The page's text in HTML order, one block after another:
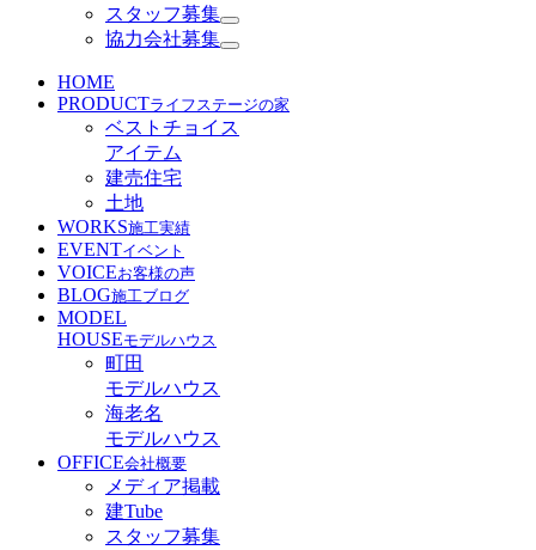
スタッフ募集
協力会社募集
HOME
PRODUCTライフステージの家
ベストチョイス
アイテム
建売住宅
土地
WORKS施工実績
EVENTイベント
VOICEお客様の声
BLOG施工ブログ
MODEL
HOUSEモデルハウス
町田
モデルハウス
海老名
モデルハウス
OFFICE会社概要
メディア掲載
建Tube
スタッフ募集